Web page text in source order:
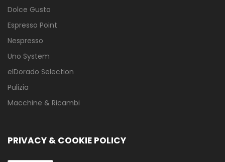
Dolce Gusto
Espresso Point
Nespresso
Uno System
elDorado Selection
Pulizia
Macchine & Ricambi
PRIVACY & COOKIE POLICY